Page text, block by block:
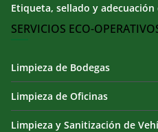
Etiqueta, sellado y adecuación
SERVICIOS ECO-
Limpieza de Bodegas
Limpieza de Oficinas
Limpieza y Sanitización de